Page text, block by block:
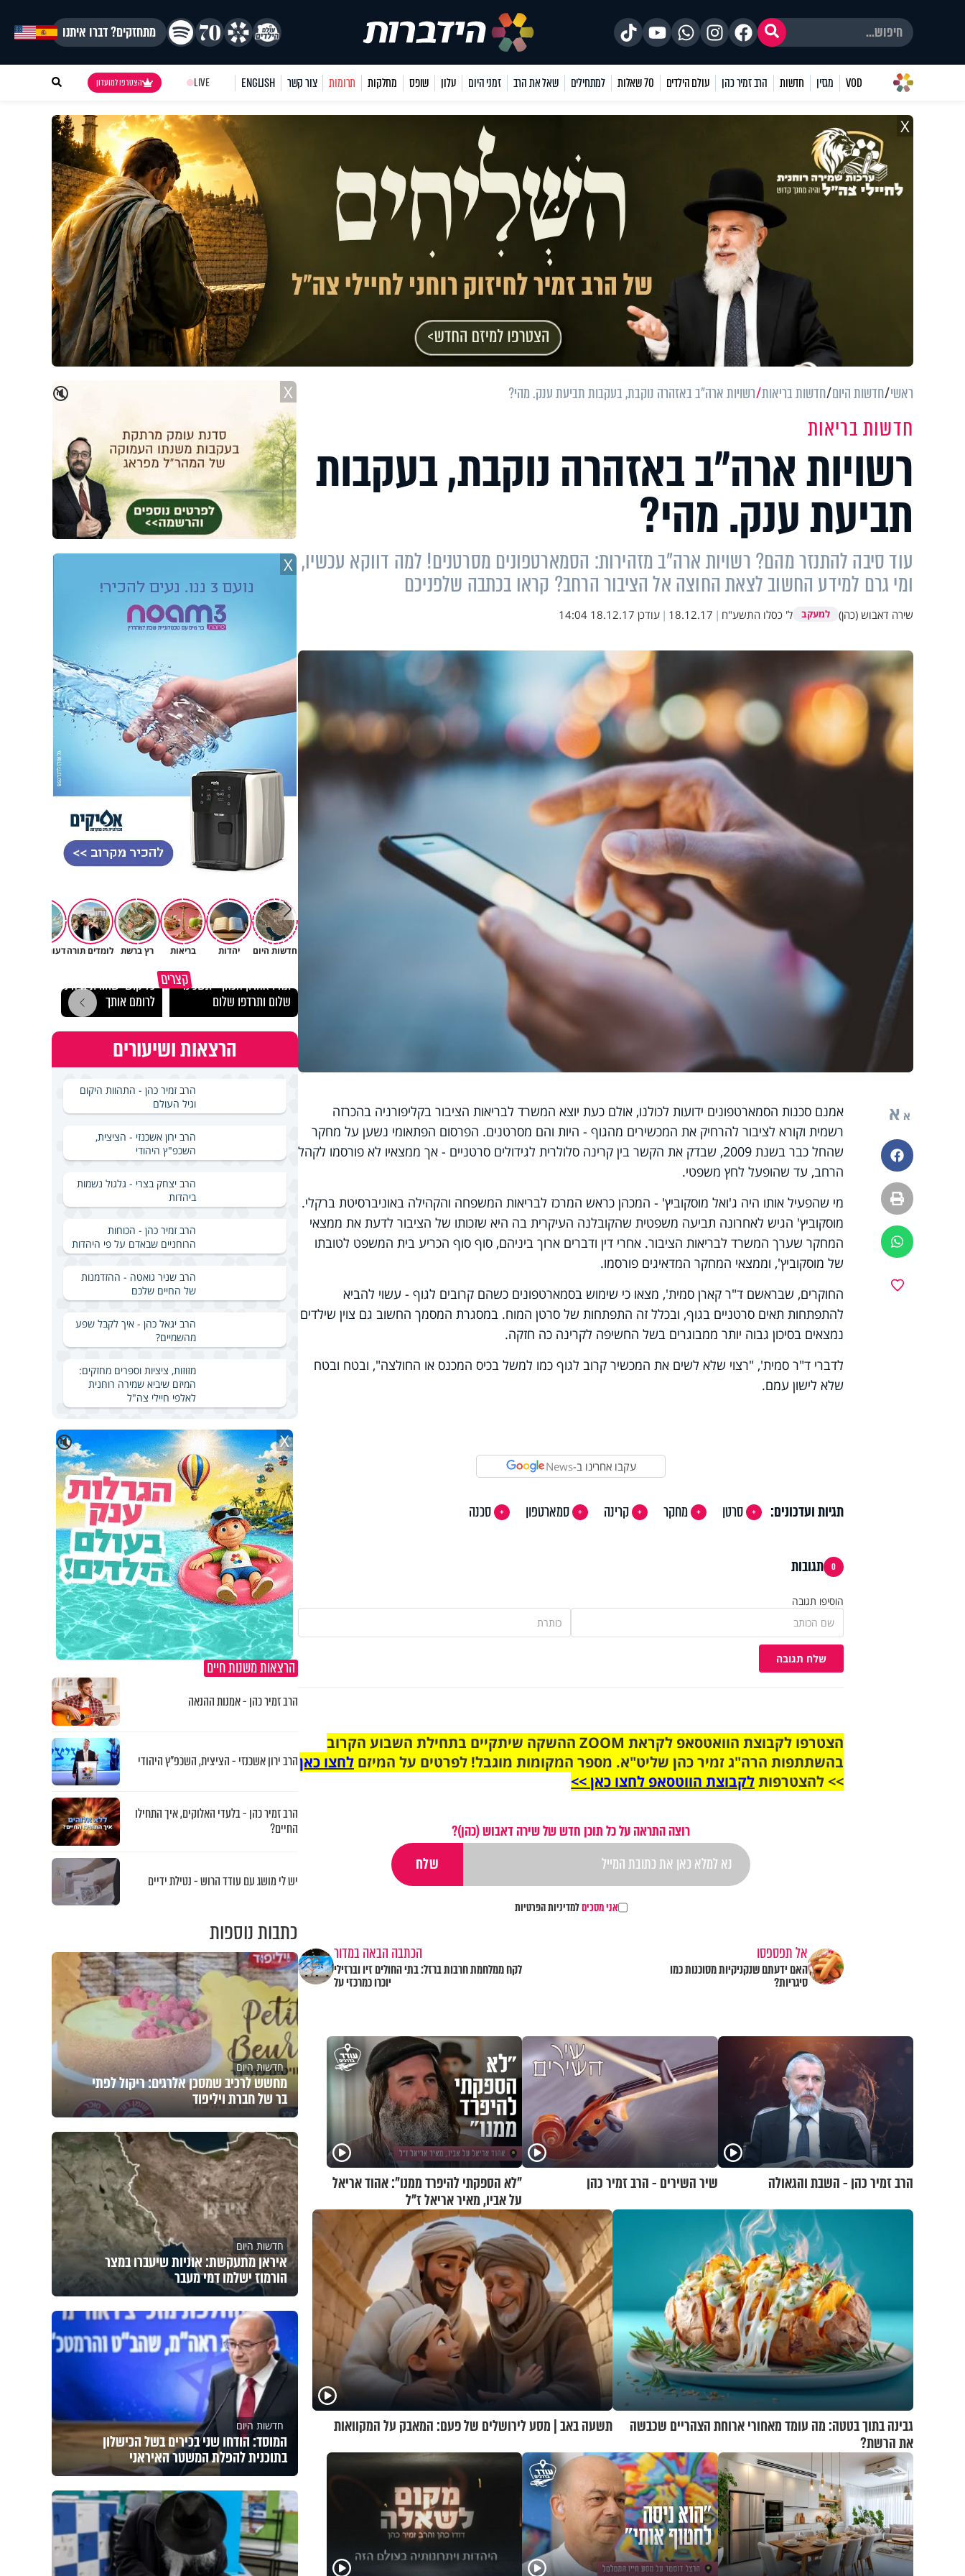
מתחזקים? דברו איתנו
VOD מגזין חדשות הרב זמיר כהן עולם הילדים 70 שאלות למתחילים שאל את הרב זמני היום עלון שופס מחלקות תרומות צור קשר ENGLISH
LIVE הצטרפו למועדון
X
ראשי חדשות היום חדשות בריאות רשויות ארה"ב באזהרה נוקבת, בעקבות תביעת ענק. מהי?
חדשות בריאות
רשויות ארה"ב באזהרה נוקבת, בעקבות
תביעת ענק. מהי?
עוד סיבה להתנזר מהם? רשויות ארה"ב מזהירות: הסמארטפונים מסרטנים! למה דווקא עכשיו,
ומי גרם למידע החשוב לצאת החוצה אל הציבור הרחב? קראו בכתבה שלפניכם
שירה דאבוש (כהן) למעקב ל' כסלו התשע"ח |
18.12.17
| עודכן 18.12.17 14:04
א א
פייסבוק
הדפסה
ווטסאפ
אמנם סכנות הסמארטפונים ידועות לכולנו, אולם כעת יוצא המשרד לבריאות הציבור בקליפורניה בהכרזה
רשמית וקורא לציבור להרחיק את המכשירים מהגוף - היות והם מסרטנים. הפרסום הפתאומי נשען על מחקר
שהחל כבר בשנת 2009, שבדק את הקשר בין קרינה סלולרית לגידולים סרטניים - אך ממצאיו לא פורסמו לקהל
הרחב, עד שהופעל לחץ משפטי.
מי שהפעיל אותו היה ג'ואל מוסקוביץ' - המכהן כראש המרכז לבריאות המשפחה והקהילה באוניברסיטת ברקלי.
מוסקוביץ' הגיש לאחרונה תביעה משפטית שהקובלנה העיקרית בה היא שזכותו של הציבור לדעת את ממצאי
המחקר שערך המשרד לבריאות הציבור. אחרי דין ודברים ארוך ביניהם, סוף סוף הכריע בית המשפט לטובתו
של מוסקוביץ', וממצאי המחקר המדאיגים פורסמו.
החוקרים, שבראשם ד"ר קארן סמית', מצאו כי שימוש בסמארטפונים כשהם קרובים לגוף - עשוי להביא
להתפתחות תאים סרטניים בגוף, ובכלל זה התפתחות של סרטן המוח. במסגרת המסמך החשוב גם צוין שילדים
נמצאים בסיכון גבוה יותר ממבוגרים בשל החשיפה לקרינה כה חזקה.
לדברי ד"ר סמית', "רצוי שלא לשים את המכשיר קרוב לגוף כמו למשל בכיס המכנס או החולצה", ובטח ובטח
שלא לישון עמם.
עקבו אחרינו ב-News
תגיות ועדכונים: סרטן מחקר קרינה סמארטפון סכנה
0 תגובות
הוסיפו תגובה
שלח תגובה
הצטרפו לקבוצת הוואטסאפ לקראת ZOOM ההשקה שיתקיים בתחילת השבוע הקרוב
בהשתתפות הרה"ג זמיר כהן שליט"א. מספר המקומות מוגבל! לפרטים על המיזם לחצו כאן
>> להצטרפותלקבוצת הווטסאפ לחצו כאן >>
רוצה התראה על כל תוכן חדש של שירה דאבוש (כהן)?
אני מסכיםלמדיניות הפרטיות
אל תפספסו
האם ידעתם שנקניקיות מסוכנות כמו
סיגריות?
הכתבה הבאה במדור
לקח ממלחמת חרבות ברזל: בתי החולים זיו וברזילי
יוכרו כמרכזי על
הרב זמיר כהן - השבת והגאולה שיר השירים - הרב זמיר כהן
"לא הספקתי להיפרד ממנו": אהוד אריאל
על אביו, מאיר אריאל ז"ל
גבינה בתוך בטטה: מה עומד מאחורי ארוחת הצהריים שכבשה
את הרשת?
תשעה באב | מסע לירושלים של פעם: המאבק על המקוואות
🔇 X
X
חדשות היום יהדות בריאות רץ ברשת לומדים תורהדעות וטורים
קצריםתהיו אהרון הכהן - תשכינו
שלום ותרדפו שלום
כל קושי שחווית היה ניסיון
לרומם אותך
הרצאות ושיעורים
הרב זמיר כהן - התהוות היקום
וגיל העולם
הרב ירון אשכנזי - הציצית,
השכפ"ץ היהודי
הרב יצחק בצרי - גלגול נשמות
ביהדות
הרב זמיר כהן - הכוחות
הרוחניים שבאדם על פי היהדות
הרב שניר גואטה - ההזדמנות
של החיים שלכם
הרב יגאל כהן - איך לקבל שפע
מהשמיים?
מזוזות, ציציות וספרים מחזקים:
המיזם שיביא שמירה רוחנית
לאלפי חיילי צה"ל
🔇 X
הרצאות משנות חיים
הרב זמיר כהן - אמנות ההנאה
הרב ירון אשכנזי - הציצית, השכפ"ץ היהודי
הרב זמיר כהן - בלעדי האלוקים, איך התחילו
החיים?
יש לי מושג עם עודד הרוש - נטילת ידיים
כתבות נוספות
חדשות היום
מחשש לרכיב שמסכן אלרגים: ריקול לפתי
בר של חברת ויליפוד
חדשות היום
איראן מתעקשת: אוניות שיעברו במצר
הורמוז ישלמו דמי מעבר
חדשות היום
המוסד: הודחו שני בכירים בשל הכישלון
בתוכנית להפלת המשטר האיראני